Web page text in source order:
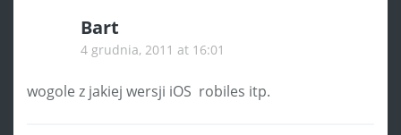
Bart
4 grudnia, 2011 at 16:01
wogole z jakiej wersji iOS robiles itp.